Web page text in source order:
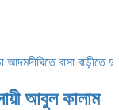
বাসা বাড়ীতে
আবুল কালাম